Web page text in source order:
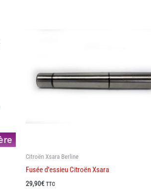
Citroën Xsara Berline
Fusée d’essieu Citroën Xsara
29,90€ TTC